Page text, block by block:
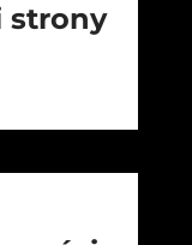
strony